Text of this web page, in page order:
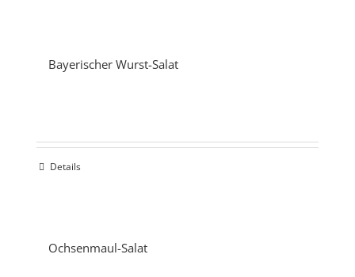
Bayerischer Wurst-Salat
Details
Ochsenmaul-Salat